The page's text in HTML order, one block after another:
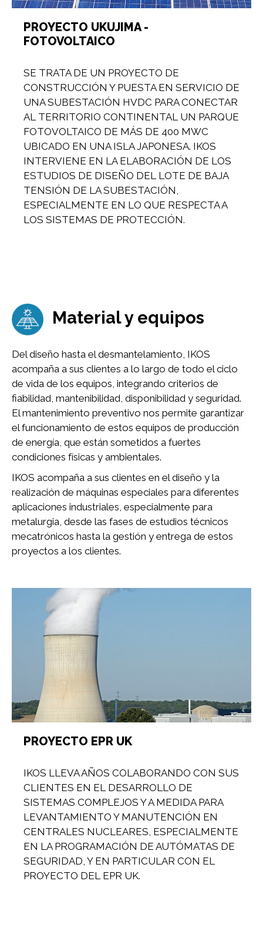
PROYECTO UKUJIMA -
FOTOVOLTAICO
SE TRATA DE UN PROYECTO DE
CONSTRUCCIÓN Y PUESTA EN SERVICIO DE
UNA SUBESTACIÓN HVDC PARA CONECTAR
AL TERRITORIO CONTINENTAL UN PARQUE
FOTOVOLTAICO DE MÁS DE 400 MWC
UBICADO EN UNA ISLA JAPONESA. IKOS
INTERVIENE EN LA ELABORACIÓN DE LOS
ESTUDIOS DE DISEÑO DEL LOTE DE BAJA
TENSIÓN DE LA SUBESTACIÓN,
ESPECIALMENTE EN LO QUE RESPECTA A
LOS SISTEMAS DE PROTECCIÓN.
Imagen Material y equipos
Del diseño hasta el desmantelamiento, IKOS
acompaña a sus clientes a lo largo de todo el ciclo
de vida de los equipos, integrando criterios de
fiabilidad, mantenibilidad, disponibilidad y seguridad.
El mantenimiento preventivo nos permite garantizar
el funcionamiento de estos equipos de producción
de energía, que están sometidos a fuertes
condiciones físicas y ambientales.
IKOS acompaña a sus clientes en el diseño y la
realización de máquinas especiales para diferentes
aplicaciones industriales, especialmente para
metalurgia, desde las fases de estudios técnicos
mecatrónicos hasta la gestión y entrega de estos
proyectos a los clientes.
PROYECTO EPR UK
IKOS LLEVA AÑOS COLABORANDO CON SUS
CLIENTES EN EL DESARROLLO DE
SISTEMAS COMPLEJOS Y A MEDIDA PARA
LEVANTAMIENTO Y MANUTENCIÓN EN
CENTRALES NUCLEARES, ESPECIALMENTE
EN LA PROGRAMACIÓN DE AUTÓMATAS DE
SEGURIDAD, Y EN PARTICULAR CON EL
PROYECTO DEL EPR UK.